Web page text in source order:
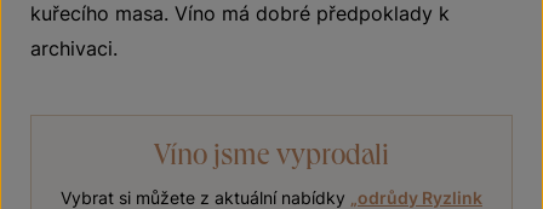
kuřecího masa. Víno má dobré předpoklady k
archivaci.
Víno jsme vyprodali
Vybrat si můžete z aktuální nabídky
odrůdy Ryzlink